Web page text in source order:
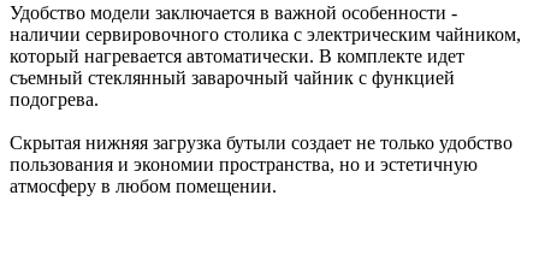
Удобство модели заключается в важной особенности -
наличии сервировочного столика с электрическим чайником,
который нагревается автоматически. В комплекте идет
съемный стеклянный заварочный чайник с функцией
подогрева.
Скрытая нижняя загрузка бутыли создает не только удобство
пользования и экономии пространства, но и эстетичную
атмосферу в любом помещении.